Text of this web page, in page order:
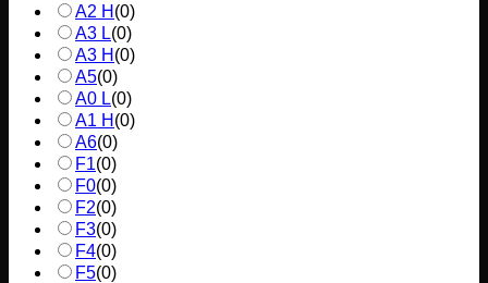
A2 H (0)
A3 L(0)
A3 H (0)
A5(0)
A0 L(0)
A1 H (0)
A6(0)
F1(0)
F0(0)
F2(0)
F3(0)
F4(0)
F5(0)